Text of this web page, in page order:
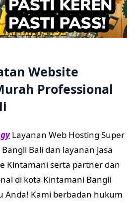
Website
Professional
Layanan Web Hosting Super
Bali dan layanan jasa
Kintamani serta partner dan
di kota Kintamani Bangli
Anda! Kami berbadan hukum